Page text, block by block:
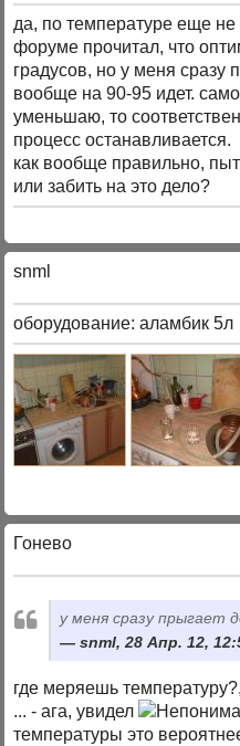
да, по температуре еще не
форуме прочитал, что
градусов, но у меня сразу
вообще на 90-95 идет.
уменьшаю, то
процесс останавливается.
как вообще правильно,
или забить на это дело?
snml
оборудование: аламбик 5л
Гонево
у меня сразу прыгает
snml, 28 Апр. 12,
где меряешь
... - ага, увидел
температуры это